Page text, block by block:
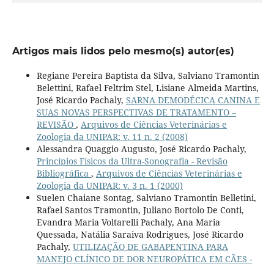
Artigos mais lidos pelo mesmo(s) autor(es)
Regiane Pereira Baptista da Silva, Salviano Tramontin
Belettini, Rafael Feltrim Stel, Lisiane Almeida Martins,
José Ricardo Pachaly, SARNA DEMODÉCICA CANINA E
SUAS NOVAS PERSPECTIVAS DE TRATAMENTO –
REVISÃO , Arquivos de Ciências Veterinárias e
Zoologia da UNIPAR: v. 11 n. 2 (2008)
Alessandra Quaggio Augusto, José Ricardo Pachaly,
Princípios Físicos da Ultra-Sonografia - Revisão
Bibliográfica , Arquivos de Ciências Veterinárias e
Zoologia da UNIPAR: v. 3 n. 1 (2000)
Suelen Chaiane Sontag, Salviano Tramontin Belletini,
Rafael Santos Tramontin, Juliano Bortolo De Conti,
Evandra Maria Voltarelli Pachaly, Ana Maria
Quessada, Natália Saraiva Rodrigues, José Ricardo
Pachaly, UTILIZAÇÃO DE GABAPENTINA PARA
MANEJO CLÍNICO DE DOR NEUROPÁTICA EM CÃES -